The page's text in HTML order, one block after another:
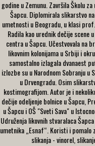
godine u Zemunu. Završila Školu
Šapcu. Diplomirala slikarstvo
umetnosti u Beogradu, u klasi
Radila kao urednik dečije scene
centra u Šapcu. Učestvovala na
likovnim kolonijama u Srbiji i
samostalno izlagala dvanaest
izlozbe su u Narodnom Sobranju u
u Drvengradu. Osim
kostimografijom. Autor je i
dečije odeljenje bolnice u Šapcu,
u Šapcu i OŠ "Sveti Sava" u
Udruženja likovnih stvaralaca
umetnika „Esnaf“. Koristi i pomalo
slikanja - vinorel,